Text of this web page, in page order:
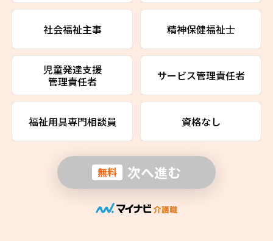
社会福祉主事 精神保健福祉士
児童発達支援
管理責任者
サービス管理責任者
福祉用具専門相談員 資格なし
無料 次へ進む